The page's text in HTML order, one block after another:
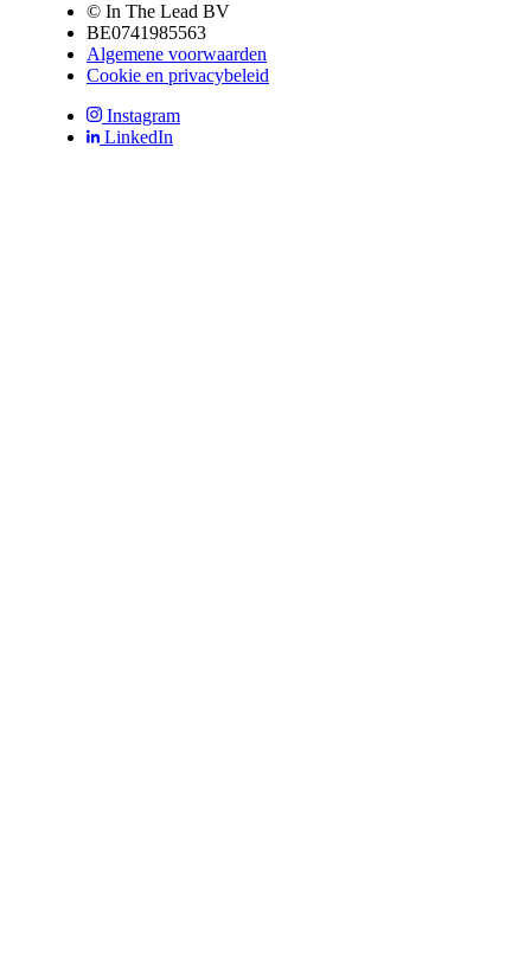
© In The Lead BV
BE0741985563
Algemene voorwaarden
Cookie en privacybeleid
Instagram
LinkedIn